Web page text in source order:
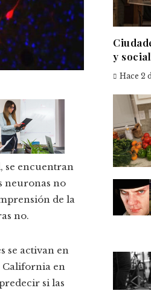
se encuentran
neuronas no
de la
no.
se activan en
California en
si las
y
Hace 2